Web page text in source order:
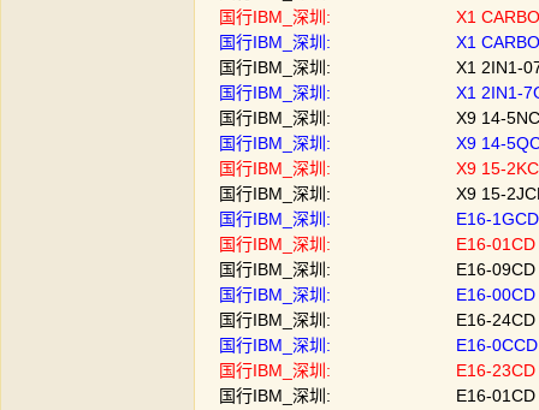
国行IBM_深圳: X1 CARBON-
国行IBM_深圳: X1 CARBON-
国行IBM_深圳: X1 2IN1-07CD |
国行IBM_深圳: X1 2IN1-7GCD |
国行IBM_深圳: X9 14-5NCD |
国行IBM_深圳: X9 14-5QCD |
国行IBM_深圳: X9 15-2KCD |
国行IBM_深圳: X9 15-2JCD |
国行IBM_深圳: E16-1GCD |
国行IBM_深圳: E16-01CD |
国行IBM_深圳: E16-09CD |
国行IBM_深圳: E16-00CD |
国行IBM_深圳: E16-24CD |
国行IBM_深圳: E16-0CCD |
国行IBM_深圳: E16-23CD |
国行IBM_深圳: E16-01CD |